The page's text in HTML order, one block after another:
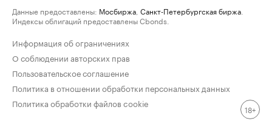
Данные предоставлены: Мосбиржа Санкт-Петербургская биржа
Индексы облигаций предоставлены Cbonds.
Информация об ограничениях
О соблюдении авторских прав
Пользовательское соглашение
Политика в отношении обработки персональных данных
Политика обработки файлов cookie
18+